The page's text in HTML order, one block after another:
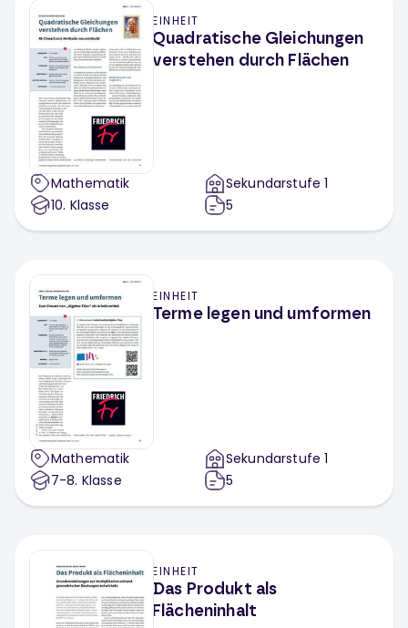
EINHEIT
Quadratische Gleichungen
verstehen durch Flächen
Mathematik
10. Klasse
Sekundarstufe 1
5
EINHEIT
Terme legen und umformen
Mathematik
7-8. Klasse
Sekundarstufe 1
5
EINHEIT
Das Produkt als
Flächeninhalt